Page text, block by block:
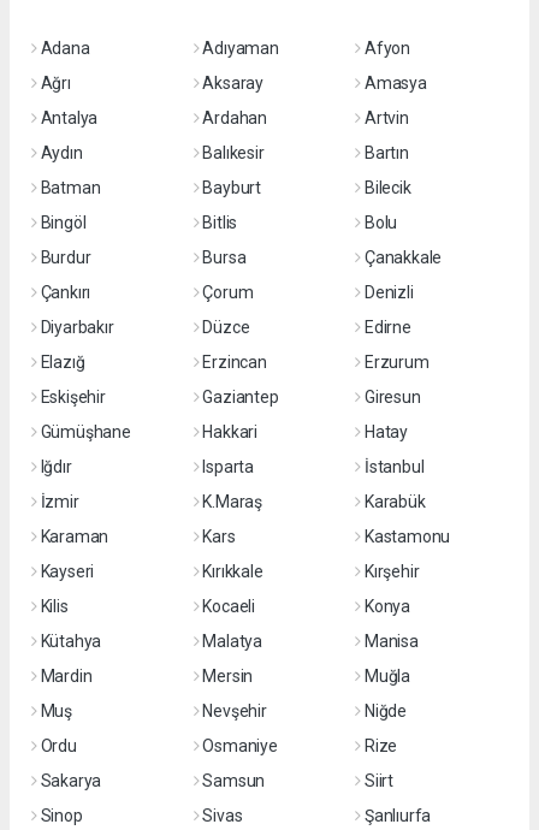
Adana Adıyaman
Afyon
Ağrı
Aksaray
Amasya
Antalya
Ardahan
Artvin
Aydın
Balıkesir
Bartın
Batman
Bayburt
Bilecik
Bingöl
Bitlis
Bolu
Burdur
Bursa
Çanakkale
Çankırı
Çorum
Denizli
Diyarbakır
Düzce
Edirne
Elazığ
Erzincan
Erzurum
Eskişehir
Gaziantep
Giresun
Gümüşhane
Hakkari
Hatay
Iğdır
Isparta
İstanbul
İzmir
K.Maraş
Karabük
Karaman
Kars
Kastamonu
Kayseri
Kırıkkale
Kırşehir
Kilis
Kocaeli
Konya
Kütahya
Malatya
Manisa
Mardin
Mersin
Muğla
Muş
Nevşehir
Niğde
Ordu
Osmaniye
Rize
Sakarya
Samsun
Siirt
Sinop
Sivas Şanlıurfa